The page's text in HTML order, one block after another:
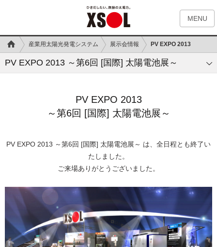
MENU
産業用太陽光発電システム 展示会情報 PV EXPO 2013
PV EXPO 2013 ～第6回 [国際] 太陽電池展～
PV EXPO 2013
～第6回 [国際] 太陽電池展～
PV EXPO 2013 ～第6回 [国際] 太陽電池展～ は、全日程とも終了い
たしました。
ご来場ありがとうございました。